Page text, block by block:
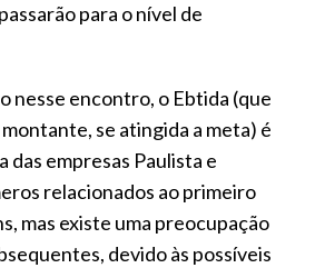
para o nível de
nesse encontro, o Ebtida (que
se atingida a meta) é
das empresas Paulista e
relacionados ao primeiro
mas existe uma preocupação
devido às possíveis